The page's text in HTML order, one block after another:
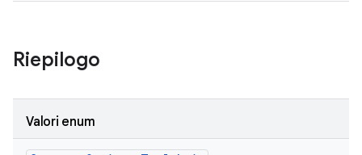
Riepilogo
Valori enum